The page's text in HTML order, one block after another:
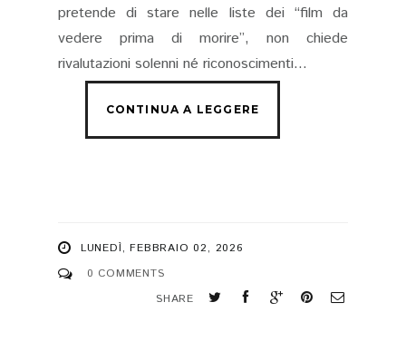
pretende di stare nelle liste dei “film da
vedere prima di morire”, non chiede
rivalutazioni solenni né riconoscimenti...
LUNEDÌ, FEBBRAIO 02, 2026
0 COMMENTS
SHARE